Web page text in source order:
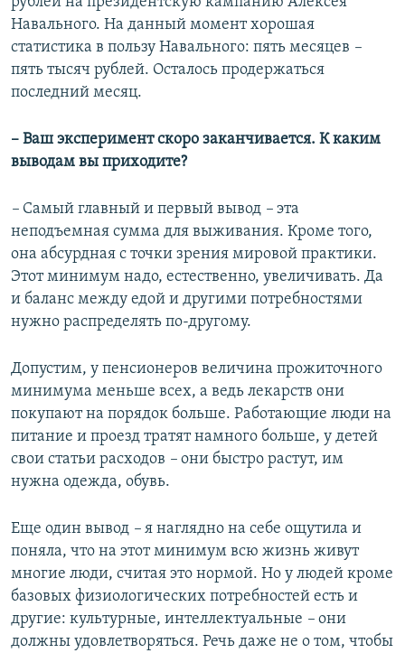
Навального. На данный момент хорошая
статистика в пользу Навального: пять месяцев –
пять тысяч рублей. Осталось продержаться
последний месяц.
– Ваш эксперимент скоро заканчивается. К каким
выводам вы приходите?
– Самый главный и первый вывод – эта
неподъемная сумма для выживания. Кроме того,
она абсурдная с точки зрения мировой практики.
Этот минимум надо, естественно, увеличивать. Да
и баланс между едой и другими потребностями
нужно распределять по-другому.
Допустим, у пенсионеров величина прожиточного
минимума меньше всех, а ведь лекарств они
покупают на порядок больше. Работающие люди на
питание и проезд тратят намного больше, у детей
свои статьи расходов – они быстро растут, им
нужна одежда, обувь.
Еще один вывод – я наглядно на себе ощутила и
поняла, что на этот минимум всю жизнь живут
многие люди, считая это нормой. Но у людей кроме
базовых физиологических потребностей есть и
другие: культурные, интеллектуальные – они
должны удовлетворяться. Речь даже не о том, чтобы